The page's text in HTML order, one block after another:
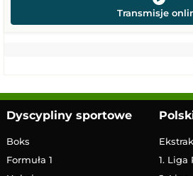
Transmisje
Dyscypliny sportowe
Boks
Formuła 1
1. Liga